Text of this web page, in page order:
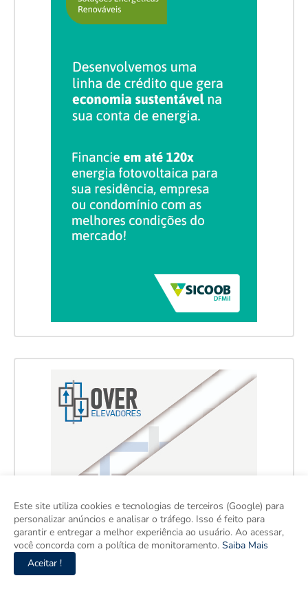
Este site utiliza cookies e tecnologias de terceiros (Google) para
personalizar anúncios e analisar o tráfego. Isso é feito para
garantir e entregar a melhor experiência ao usuário. Ao acessar,
você concorda com a política de monitoramento. Saiba Mais
Aceitar !